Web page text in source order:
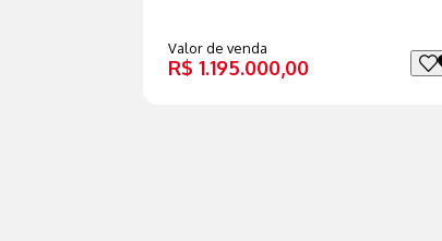
Valor de venda
R$ 1.195.000,00